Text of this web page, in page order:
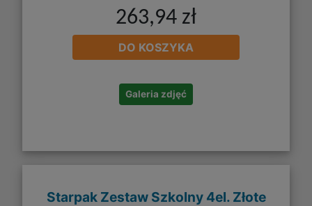
263,94 zł
DO KOSZYKA
Galeria zdjęć
Starpak Zestaw Szkolny 4el. Złote